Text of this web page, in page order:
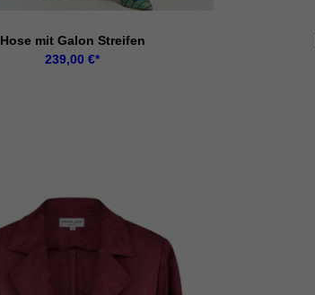
Hose mit Galon Streifen
239,00€